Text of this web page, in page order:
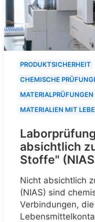
PRODUKTSICHERHEIT
CHEMISCHE
MATERIALPRÜFUNGEN
MATERIALIEN MIT
absichtlich
Stoffe"
Nicht absichtlich
(NIAS) sind
Verbindungen,